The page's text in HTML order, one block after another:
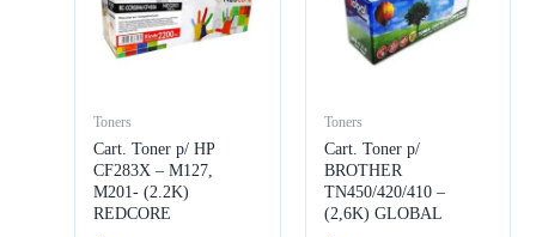
Toners
Cart. Toner p/ HP
CF283X – M127,
M201- (2.2K)
REDCORE
Toners
Cart. Toner p/
BROTHER
TN450/420/410 –
(2,6K) GLOBAL